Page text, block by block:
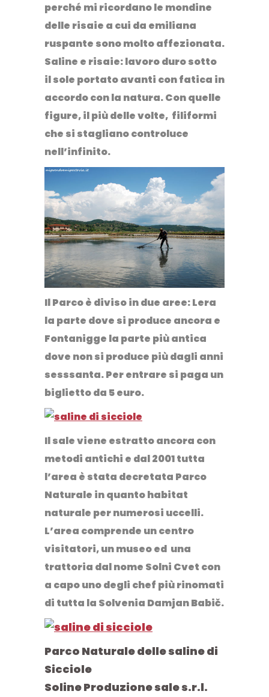
perché mi ricordano le mondine
delle risaie a cui da emiliana
ruspante sono molto affezionata.
Saline e risaie:lavoro duro sotto
il sole portato avanti con fatica in
accordo con la natura. Con quelle
figure, il più delle volte, filiformi
che si stagliano controluce
nell’infinito.
Il Parco è diviso in due aree:Lera
la parte dove si produce ancora e
Fontanigge la parte più antica
dove non si produce più dagli anni
sesssanta. Per entrare si paga un
biglietto da 5 euro.
Il sale viene estratto ancora con
metodi antichi e dal 2001 tutta
l’area è stata decretata Parco
Naturale in quanto habitat
naturale per numerosi uccelli.
L’area comprende un centro
visitatori, un museo ed una
trattoria dal nome Solni Cvet con
a capo uno degli chef più rinomati
di tutta la Solvenia Damjan Babič.
Parco Naturale delle saline di
Sicciole
Soline Produzione sale s.r.l.